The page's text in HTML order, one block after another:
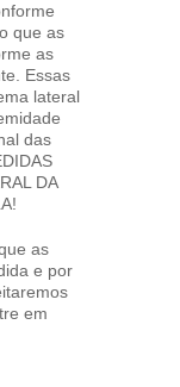
que as
as
Essas
lateral
das
DA
as
e por
em